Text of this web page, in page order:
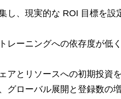
し、現実的な ROI 目標を
レーニングへの依存度が低
アとリソースへの初期投資
グローバル展開と登録数の